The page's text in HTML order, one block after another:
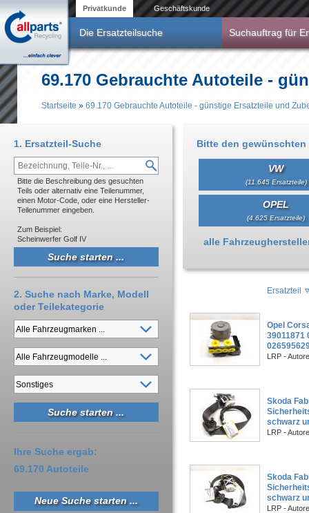
Privatkunde Geschäftskunde
Die Ersatzteilsuche Suchauftrag für
69.170 Gebrauchte Autoteile -
Startseite » 69.170 Gebrauchte Autoteile - günstige Ersatzteile und
Bitte den gewünschten
VW
(11.645 Ersatzteile)
OPEL
(4.625 Ersatzteile)
Anzeigen
alle
Ersatzteil
Opel
39011871
LRP -
Skoda
schwarz
LRP -
Skoda
schwarz
LRP -
1. Ersatzteil-Suche
Bitte die Beschreibung des gesuchten
Teils oder alternativ eine Teilenummer,
einen Motor-Code, oder eine Hersteller-
Teilenummer eingeben.
Zum Beispiel:
Scheinwerfer Golf IV
2. Suche nach Marke, Modell
oder Teilekategorie
Ihre Suche ergab:
69.170 Autoteile
Neue Suche starten ...